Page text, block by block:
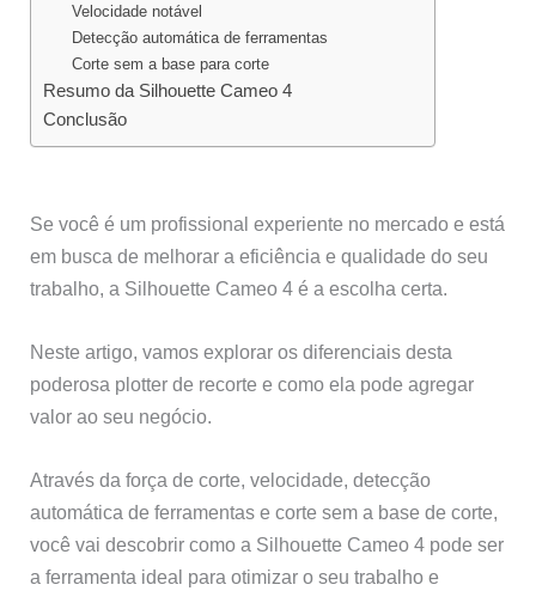
Velocidade notável
Detecção automática de ferramentas
Corte sem a base para corte
Resumo da Silhouette Cameo 4
Conclusão
Se você é um profissional experiente no mercado e está
em busca de melhorar a eficiência e qualidade do seu
trabalho, a Silhouette Cameo 4 é a escolha certa.
Neste artigo, vamos explorar os diferenciais desta
poderosa plotter de recorte e como ela pode agregar
valor ao seu negócio.
Através da força de corte, velocidade, detecção
automática de ferramentas e corte sem a base de corte,
você vai descobrir como a Silhouette Cameo 4 pode ser
a ferramenta ideal para otimizar o seu trabalho e